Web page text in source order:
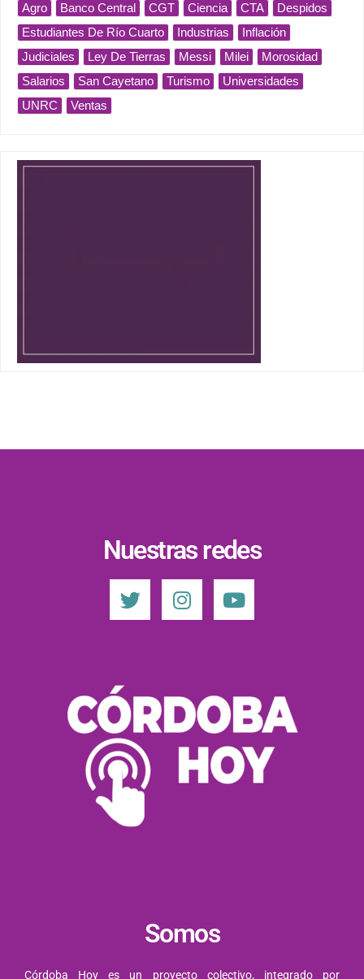
Agro Banco Central CGT Ciencia CTA
Despidos
Estudiantes De Río Cuarto
Industrias
Inflación
Judiciales
Ley De Tierras Messi Milei
Morosidad
Salarios
San Cayetano Turismo
Universidades
UNRC
Ventas
Nuestras redes
Somos
Córdoba Hoy es un proyecto colectivo, integrado por